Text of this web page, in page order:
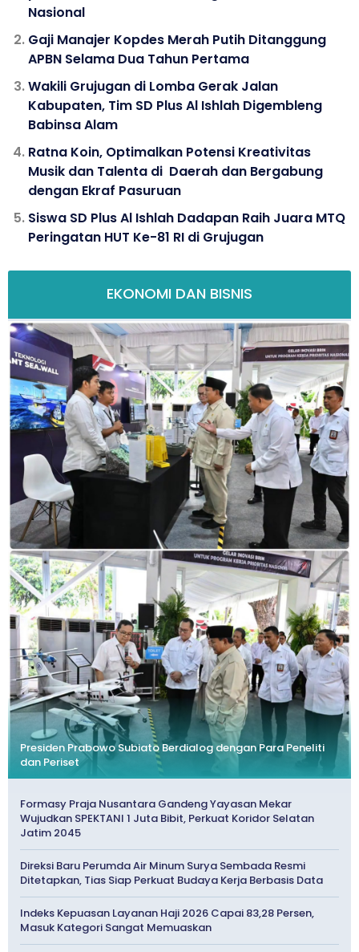
Nasional
Gaji Manajer Kopdes Merah Putih Ditanggung
APBN Selama Dua Tahun Pertama
Wakili Grujugan di Lomba Gerak Jalan
Kabupaten, Tim SD Plus Al Ishlah Digembleng
Babinsa Alam
Ratna Koin, Optimalkan Potensi Kreativitas
Musik dan Talenta di Daerah dan Bergabung
dengan Ekraf Pasuruan
Siswa SD Plus Al Ishlah Dadapan Raih Juara MTQ
Peringatan HUT Ke-81 RI di Grujugan
EKONOMI DAN BISNIS
Presiden Prabowo Subiato Berdialog dengan Para Peneliti
dan Periset
Formasy Praja Nusantara Gandeng Yayasan Mekar
Wujudkan SPEKTANI 1 Juta Bibit, Perkuat Koridor Selatan
Jatim 2045
Direksi Baru Perumda Air Minum Surya Sembada Resmi
Ditetapkan, Tias Siap Perkuat Budaya Kerja Berbasis Data
Indeks Kepuasan Layanan Haji 2026 Capai 83,28 Persen,
Masuk Kategori Sangat Memuaskan